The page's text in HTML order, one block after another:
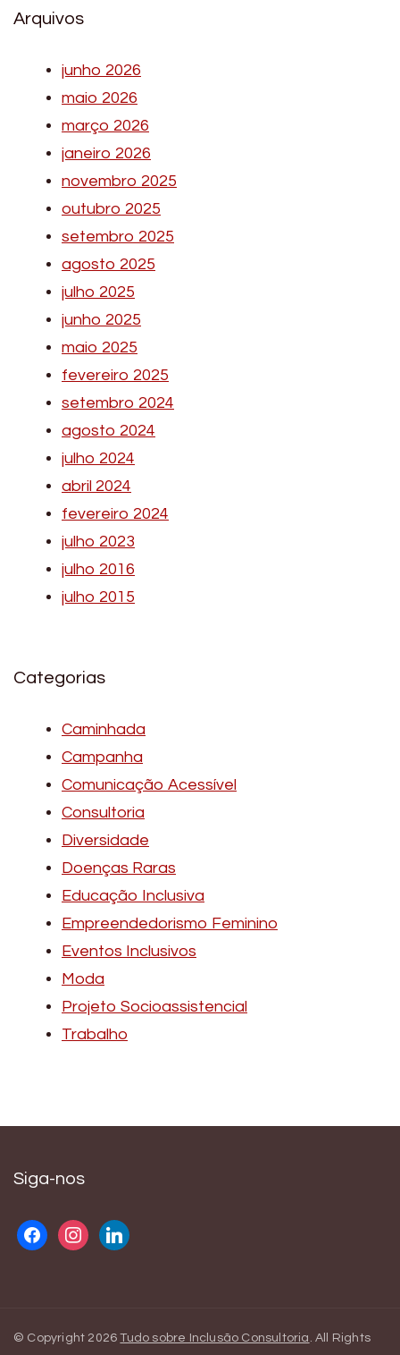
Arquivos
junho 2026
maio 2026
março 2026
janeiro 2026
novembro 2025
outubro 2025
setembro 2025
agosto 2025
julho 2025
junho 2025
maio 2025
fevereiro 2025
setembro 2024
agosto 2024
julho 2024
abril 2024
fevereiro 2024
julho 2023
julho 2016
julho 2015
Categorias
Caminhada
Campanha
Comunicação Acessível
Consultoria
Diversidade
Doenças Raras
Educação Inclusiva
Empreendedorismo Feminino
Eventos Inclusivos
Moda
Projeto Socioassistencial
Trabalho
Siga-nos
facebookinstagram
linkedin
© Copyright 2026Tudo sobre Inclusão Consultoria . All Rights